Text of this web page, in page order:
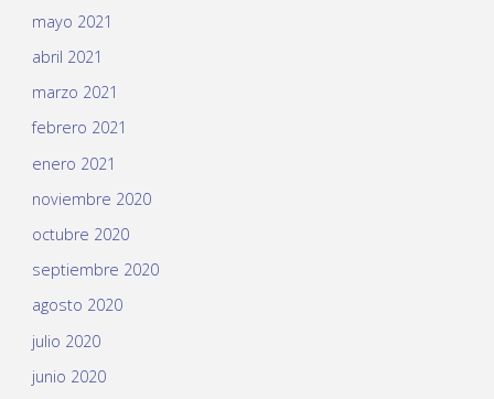
mayo 2021
abril 2021
marzo 2021
febrero 2021
enero 2021
noviembre 2020
octubre 2020
septiembre 2020
agosto 2020
julio 2020
junio 2020